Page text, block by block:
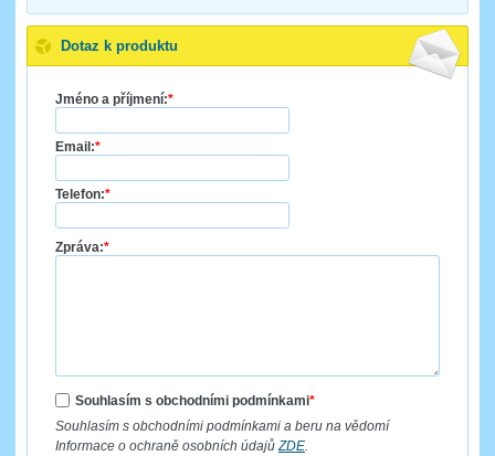
Dotaz k produktu
Jméno a příjmení:*
Email:*
Telefon:*
Zpráva:*
Souhlasím s obchodními podmínkami*
Souhlasím s obchodními podmínkami a beru na vědomí
Informace o ochraně osobních údajůZDE.